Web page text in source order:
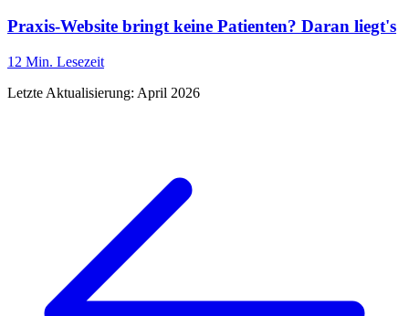
Praxis-Website bringt keine Patienten? Daran liegt's
12 Min. Lesezeit
Letzte Aktualisierung: April 2026